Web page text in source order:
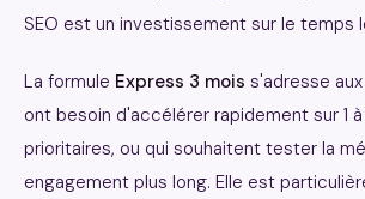
SEO est un investissement sur le temps
La formule Express 3 mois s'adresse
ont besoin d'accélérer rapidement sur 1
prioritaires, ou qui souhaitent tester la
engagement plus long. Elle est